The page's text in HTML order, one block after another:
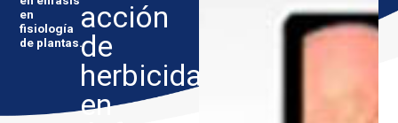
en
fisiología
de plantas.
acción
de
herbicidas
en